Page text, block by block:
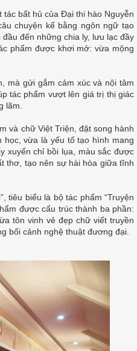
tác bất hủ của Đại thi hào Nguyễn
chuyện kể bằng ngôn ngữ tạo
đến những chia ly, lưu lạc đầy
phẩm được khơi mở: vừa mộng
mà gửi gắm cảm xúc và nội tâm
tác phẩm vượt lên giá trị thị giác
lãm.
và chữ Việt Triện, đặt song hành
vừa là yếu tố tạo hình mang
xuyến chỉ bồi lụa, màu sắc được
thơ, tạo nên sự hài hòa giữa tĩnh
tiêu biểu là bộ tác phẩm “Truyện
được cấu trúc thành ba phần:
tôn vinh vẻ đẹp chữ viết truyền
bối cảnh nghệ thuật đương đại.